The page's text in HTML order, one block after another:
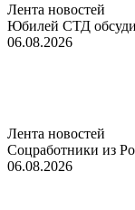
Лента новостей
Юбилей СТД
06.08.2026
Лента новостей
Соцработники из
06.08.2026